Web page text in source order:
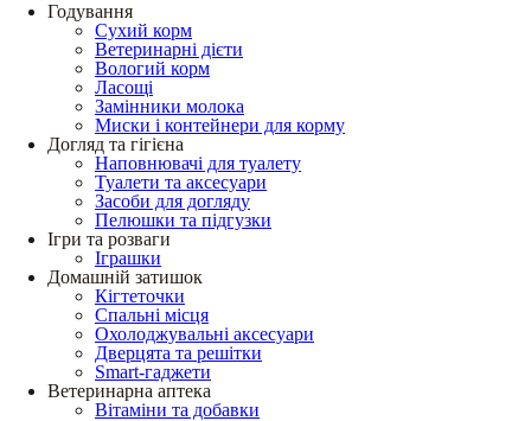
Годування
Сухий корм
Ветеринарні дієти
Вологий корм
Ласощі
Замінники молока
Миски і контейнери для корму
Догляд та гігієна
Наповнювачі для туалету
Туалети та аксесуари
Засоби для догляду
Пелюшки та підгузки
Ігри та розваги
Іграшки
Домашній затишок
Кігтеточки
Спальні місця
Охолоджувальні аксесуари
Дверцята та решітки
Smart-гаджети
Ветеринарна аптека
Вітаміни та добавки